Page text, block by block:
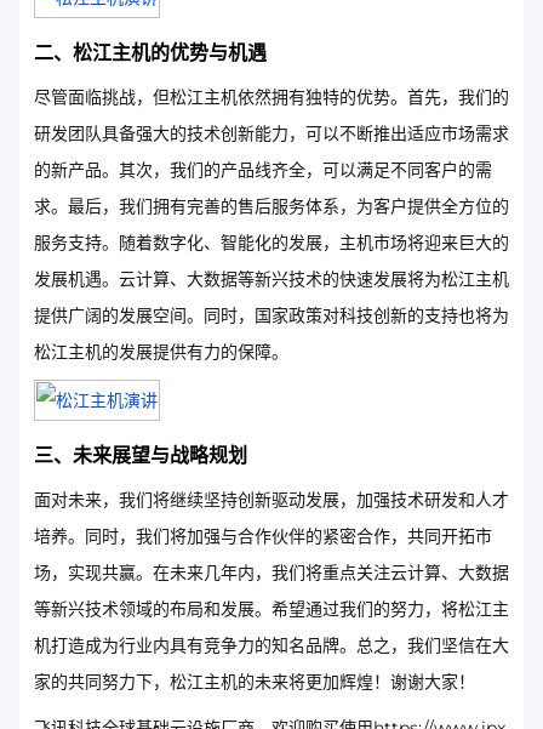
二、松江主机的优势与机遇
尽管面临挑战，但松江主机依然拥有独特的优势。首先，我们的
研发团队具备强大的技术创新能力，可以不断推出适应市场需求
的新产品。其次，我们的产品线齐全，可以满足不同客户的需
求。最后，我们拥有完善的售后服务体系，为客户提供全方位的
服务支持。随着数字化、智能化的发展，主机市场将迎来巨大的
发展机遇。云计算、大数据等新兴技术的快速发展将为松江主机
提供广阔的发展空间。同时，国家政策对科技创新的支持也将为
松江主机的发展提供有力的保障。
三、未来展望与战略规划
面对未来，我们将继续坚持创新驱动发展，加强技术研发和人才
培养。同时，我们将加强与合作伙伴的紧密合作，共同开拓市
场，实现共赢。在未来几年内，我们将重点关注云计算、大数据
等新兴技术领域的布局和发展。希望通过我们的努力，将松江主
机打造成为行业内具有竞争力的知名品牌。总之，我们坚信在大
家的共同努力下，松江主机的未来将更加辉煌！谢谢大家！